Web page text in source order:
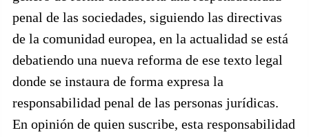
penal de las sociedades, siguiendo las directivas
de la comunidad europea, en la actualidad se está
debatiendo una nueva reforma de ese texto legal
donde se instaura de forma expresa la
responsabilidad penal de las personas jurídicas.
En opinión de quien suscribe, esta responsabilidad